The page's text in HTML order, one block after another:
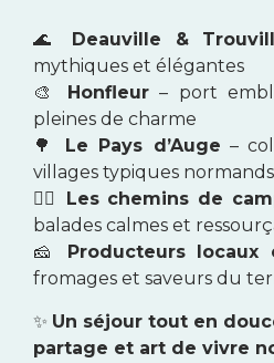
🌊 Deauville &
mythiques et élégantes
🎨 Honfleur– port
pleines de charme
🌳 Le Pays d’Auge –
villages typiques normands
🚶‍♀️ Les chemins de
balades calmes et
🧀 Producteurs locaux
fromages et saveurs du
✨ Un séjour tout en
partage et art de vivre